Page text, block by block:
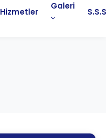
Hizmetler
Galeri